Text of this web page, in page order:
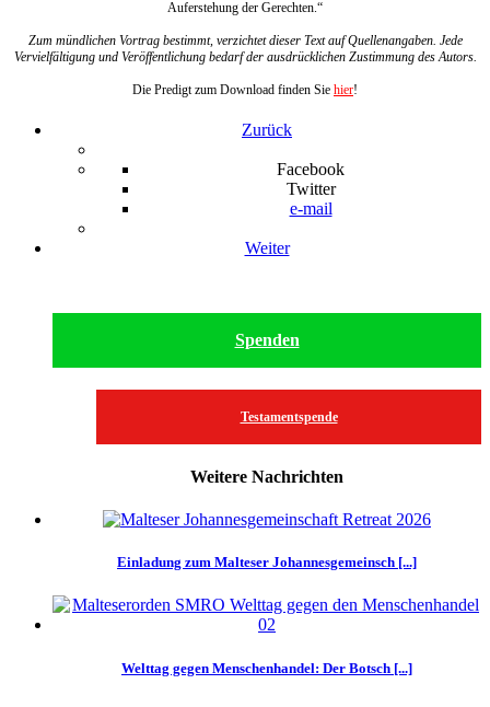
Auferstehung der Gerechten.“
Zum mündlichen Vortrag bestimmt, verzichtet dieser Text auf Quellenangaben. Jede
Vervielfältigung und Veröffentlichung bedarf der ausdrücklichen Zustimmung des Autors.
Die Predigt zum Download finden Sie hier!
Zurück
Facebook
Twitter
e-mail
Weiter
Spenden
Testamentspende
Weitere Nachrichten
Einladung zum Malteser Johannesgemeinsch [...]
Welttag gegen Menschenhandel: Der Botsch [...]